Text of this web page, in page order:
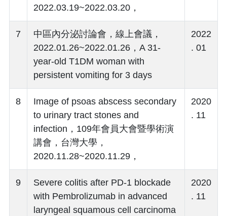
2022.03.19~2022.03.20，
7
中區內分泌討論會，線上會議，
2022.01.26~2022.01.26，A 31-
year-old T1DM woman with
persistent vomiting for 3 days
2022
. 01
8
Image of psoas abscess secondary
to urinary tract stones and
infection，109年會員大會暨學術演
講會，台灣大學，
2020.11.28~2020.11.29，
2020
. 11
9
Severe colitis after PD-1 blockade
with Pembrolizumab in advanced
laryngeal squamous cell carcinoma
2020
. 11